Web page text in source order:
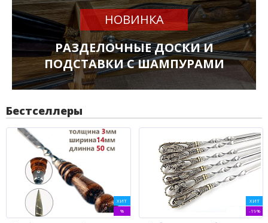
НОВИНКА
РАЗДЕЛОЧНЫЕ ДОСКИ И
ПОДСТАВКИ С ШАМПУРАМИ
Бестселлеры
ХИТ
%
ХИТ
-19%